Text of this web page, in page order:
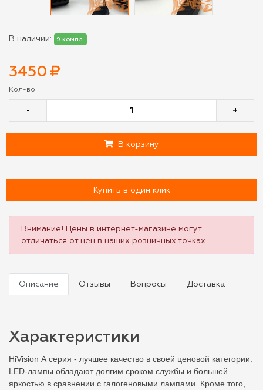
В наличии: 9 компл.
3450 ₽
Кол-во
- +
В корзину
Купить в один клик
Внимание! Цены в интернет-магазине могут
отличаться от цен в наших розничных точках.
Описание Отзывы Вопросы Доставка
Характеристики
HiVision А серия - лучшее качество в своей ценовой категории.
LED-лампы обладают долгим сроком службы и большей
яркостью в сравнении с галогеновыми лампами. Кроме того,